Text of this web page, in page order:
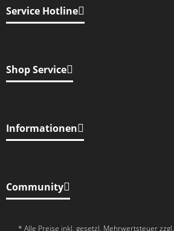
Service Hotline
Shop Service
Informationen
Community
* Alle Preise inkl. gesetzl. Mehrwertsteuer zzgl.